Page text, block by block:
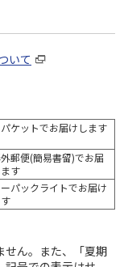
いて
ケットでお届けします
郵便(簡易書留)でお届
す
ーパックライトでお届け
せん。また、「夏期